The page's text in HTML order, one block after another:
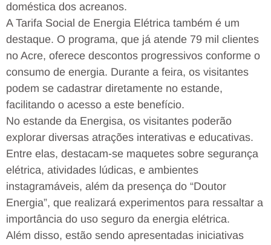
doméstica dos acreanos.
A Tarifa Social de Energia Elétrica também é um
destaque. O programa, que já atende 79 mil clientes
no Acre, oferece descontos progressivos conforme o
consumo de energia. Durante a feira, os visitantes
podem se cadastrar diretamente no estande,
facilitando o acesso a este benefício.
No estande da Energisa, os visitantes poderão
explorar diversas atrações interativas e educativas.
Entre elas, destacam-se maquetes sobre segurança
elétrica, atividades lúdicas, e ambientes
instagramáveis, além da presença do “Doutor
Energia”, que realizará experimentos para ressaltar a
importância do uso seguro da energia elétrica.
Além disso, estão sendo apresentadas iniciativas